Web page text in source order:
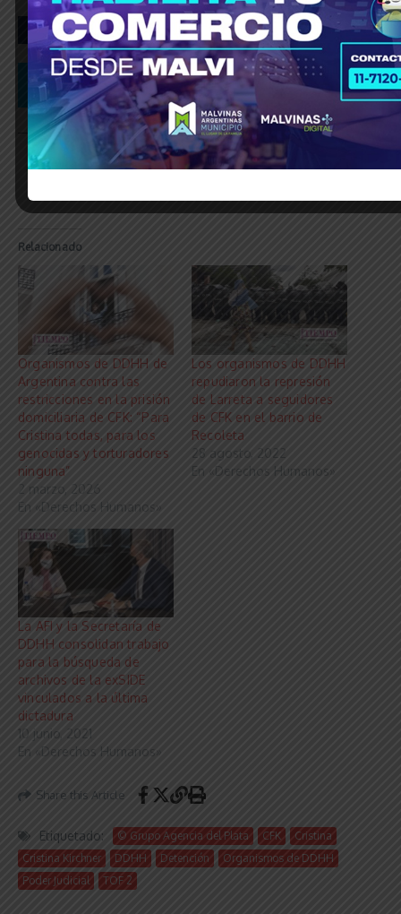
Relacionado
Organismos de DDHH de
Argentina contra las
restricciones en la prisión
domiciliaria de CFK: “Para
Cristina todas, para los
genocidas y torturadores
ninguna”
2 marzo, 2026
En «Derechos Humanos»
Los organismos de DDHH
repudiaron la represión
de Larreta a seguidores
de CFK en el barrio de
Recoleta
28 agosto, 2022
En «Derechos Humanos»
La AFI y la Secretaría de
DDHH consolidan trabajo
para la búsqueda de
archivos de la exSIDE
vinculados a la última
dictadura
10 junio, 2021
En «Derechos Humanos»
Share this Article
Etiquetado: © Grupo Agencia del Plata CFK
Cristina
Cristina Kirchner
DDHH Detención
Organismos de DDHH
Poder Judicial
TOF 2